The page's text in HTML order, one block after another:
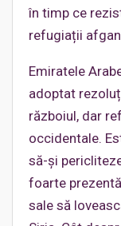
în timp ce
refugiații
Emiratele
adoptat
războiul, dar
occidentale.
să-și
foarte
sale să